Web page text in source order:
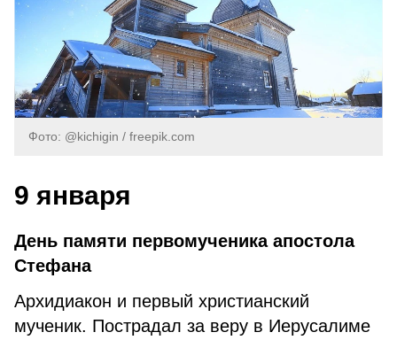
Фото: @kichigin / freepik.com
9 января
День памяти первомученика апостола
Стефана
Архидиакон и первый христианский
мученик. Пострадал за веру в Иерусалиме